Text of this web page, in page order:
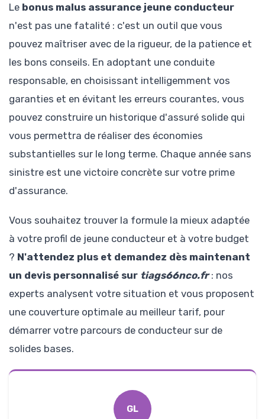
Le bonus malus assurance jeune conducteur
n'est pas une fatalité : c'est un outil que vous
pouvez maîtriser avec de la rigueur, de la patience et
les bons conseils. En adoptant une conduite
responsable, en choisissant intelligemment vos
garanties et en évitant les erreurs courantes, vous
pouvez construire un historique d'assuré solide qui
vous permettra de réaliser des économies
substantielles sur le long terme. Chaque année sans
sinistre est une victoire concrète sur votre prime
d'assurance.
Vous souhaitez trouver la formule la mieux adaptée
à votre profil de jeune conducteur et à votre budget
? N'attendez plus et demandez dès maintenant
un devis personnalisé sur tiags66nco.fr: nos
experts analysent votre situation et vous proposent
une couverture optimale au meilleur tarif, pour
démarrer votre parcours de conducteur sur de
solides bases.
GL